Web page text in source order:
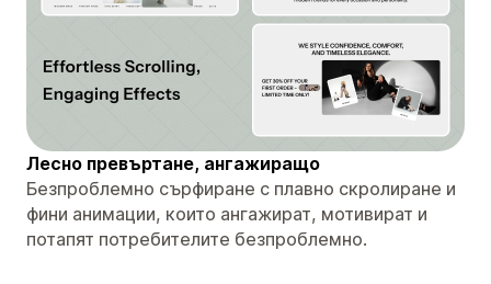
Лесно превъртане, ангажиращо
Безпроблемно сърфиране с плавно скролиране и
фини анимации, които ангажират, мотивират и
потапят потребителите безпроблемно.